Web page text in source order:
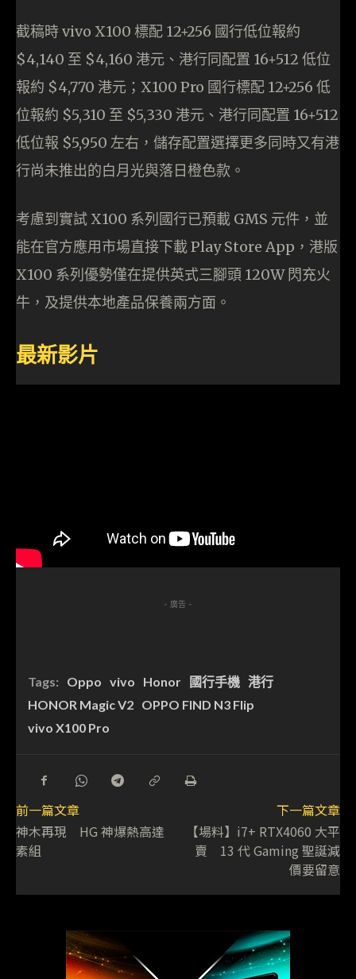
截稿時 vivo X100 標配 12+256 國行低位報約
$4,140 至 $4,160 港元、港行同配置 16+512 低位
報約 $4,770 港元；X100 Pro 國行標配 12+256 低
位報約 $5,310 至 $5,330 港元、港行同配置 16+512
低位報 $5,950 左右，儲存配置選擇更多同時又有港
行尚未推出的白月光與落日橙色款。
考慮到實試 X100 系列國行已預載 GMS 元件，並
能在官方應用市場直接下載 Play Store App，港版
X100 系列優勢僅在提供英式三腳頭 120W 閃充火
牛，及提供本地產品保養兩方面。
最新影片
- 廣告 -
Tags: Oppo vivo Honor 國行手機 港行
HONOR Magic V2 OPPO FIND N3 Flip
vivo X100 Pro
前一篇文章
神木再現 HG 神爆熱高達
素組
下一篇文章
【場料】i7+ RTX4060 大平
賣 13 代 Gaming 聖誕減
價要留意